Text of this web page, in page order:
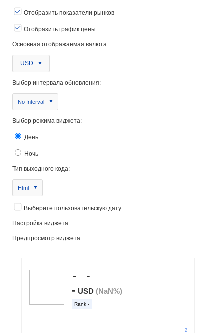
Отобразить показатели рынков
Отобразить график цены
Основная отображаемая валюта:
USD
Выбор интервала обновления:
No Interval
Выбор режима виджета:
День
Ночь
Тип выходного кода:
Html
Выберите пользовательскую дату
Настройка виджета
Предпросмотр виджета: